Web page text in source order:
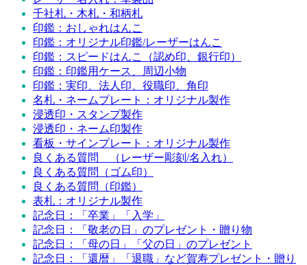
千社札・木札・和柄札
印鑑：おしゃれはんこ
印鑑：オリジナル印鑑/レーザーはんこ
印鑑：スピードはんこ（認め印、銀行印）
印鑑：印鑑用ケース、周辺小物
印鑑：実印、法人印、役職印、角印
名札・ネームプレート：オリジナル製作
浸透印・スタンプ製作
浸透印・ネーム印製作
看板・サインプレート：オリジナル製作
良くある質問 （レーザー彫刻/名入れ）
良くある質問（ゴム印）
良くある質問（印鑑）
表札：オリジナル製作
記念日：「卒業」「入学」
記念日：「敬老の日」のプレゼント・贈り物
記念日：「母の日」「父の日」のプレゼント
記念日：「還暦」「退職」など賀寿プレゼント・贈り